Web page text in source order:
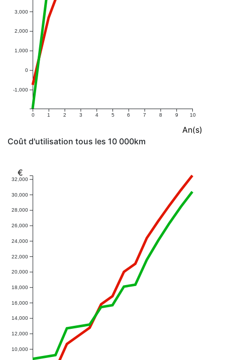
0 1 2 3 4 5 6 7 8 9 10
-1,000
0
1,000
2,000
3,000
An(s)
Coût d'utilisation tous les 10 000km
10,000
12,000
14,000
16,000
18,000
20,000
22,000
24,000
26,000
28,000
30,000
32,000
€